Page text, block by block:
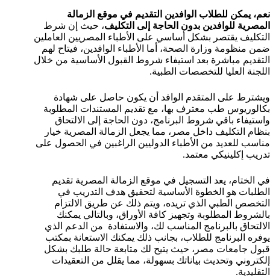
نعم، يمكن للطلاب الوافدين التقديم في موقع الزمالة
المصرية للوافدين بدون الحاجة إلى التكليف، حيث إن شرط
التكليف يقتصر بشكل أساسي على الأطباء المصريين العاملين
ضمن منظومة وزارة الصحة، أما الأطباء الوافدين، فيتاح لهم
التقديم مباشرة بعد استيفاء شروط القبول الأساسية من خلال
اللجنة العليا للتخصصات الطبية.
ويشترط على المتقدم الوافد أن يكون حاصل على شهادة
بكالوريوس طب معترف بها، مع تقديم المستندات المطلوبة
واستيفاء باقي شروط البرنامج، دون الحاجة إلى الالتحاق
بنظام التكليف داخل مصر، مما يجعل الزمالة المصرية خيار
مناسب للعديد من الأطباء الدوليين الراغبين في الحصول على
تدريب إكلينيكي معتمد.
في الختام، يعد التسجيل في موقع الزمالة المصرية تقديم
الطلبات هو الخطوة الأساسية لتحقيق هدف التدريب في
التخصص الطبي الذي تريده، ويتم ذلك عن طريق الالتزام
بالشروط المطلوبة وتجهيز كافة الأوراق، وبالتالي يمكنك
الالتحاق بالبرنامج المناسب لك، والاستفادة من الدعم الذي
يوفره البرنامج للطلاب، بجانب ذلك يمكنك الاستعانة بمكتب
قبول جامعات مصر، حيث يتيح لك متابعة حالة طلبك بشكل
إلكتروني وتحديث بياناتك بسهولة، مما يقلل من التعقيدات
التقليدية.